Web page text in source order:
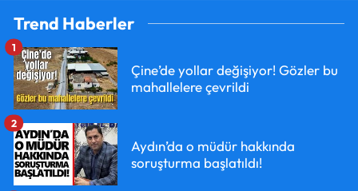
Trend Haberler
Çine’de yollar değişiyor! Gözler bu
mahallelere çevrildi
1
Aydın’da o müdür hakkında
soruşturma başlatıldı!
2